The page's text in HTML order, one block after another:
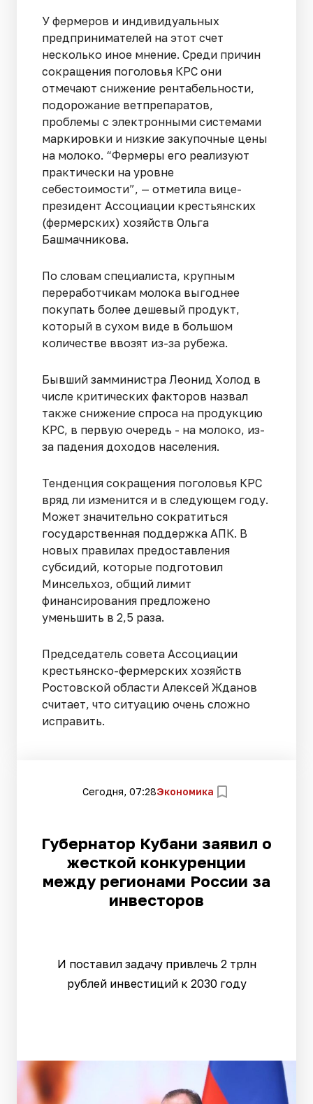
У фермеров и индивидуальных
предпринимателей на этот счет
несколько иное мнение. Среди причин
сокращения поголовья КРС они
отмечают снижение рентабельности,
подорожание ветпрепаратов,
проблемы с электронными системами
маркировки и низкие закупочные цены
на молоко. “Фермеры его реализуют
практически на уровне
себестоимости”, — отметила вице-
президент Ассоциации крестьянских
(фермерских) хозяйств Ольга
Башмачникова.
По словам специалиста, крупным
переработчикам молока выгоднее
покупать более дешевый продукт,
который в сухом виде в большом
количестве ввозят из-за рубежа.
Бывший замминистра Леонид Холод в
числе критических факторов назвал
также снижение спроса на продукцию
КРС, в первую очередь - на молоко, из-
за падения доходов населения.
Тенденция сокращения поголовья КРС
вряд ли изменится и в следующем году.
Может значительно сократиться
государственная поддержка АПК. В
новых правилах предоставления
субсидий, которые подготовил
Минсельхоз, общий лимит
финансирования предложено
уменьшить в 2,5 раза.
Председатель совета Ассоциации
крестьянско-фермерских хозяйств
Ростовской области Алексей Жданов
считает, что ситуацию очень сложно
исправить.
Сегодня, 07:28Экономика
Губернатор Кубани заявил о
жесткой конкуренции
между регионами России за
инвесторов
И поставил задачу привлечь 2 трлн
рублей инвестиций к 2030 году